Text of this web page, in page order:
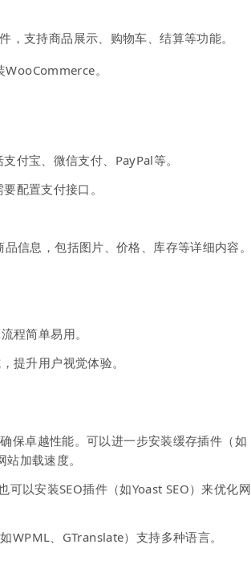
，支持商品展示、购物车、结算等功能。
。
付宝、微信支付、PayPal等。
配置支付接口。
信息，包括图片、价格、库存等详细内容。
程简单易用。
提升用户视觉体验。
保卓越性能。可以进一步安装缓存插件（如
加载速度。
以安装SEO插件（如Yoast SEO）来优化网
WPML、GTranslate）支持多种语言。